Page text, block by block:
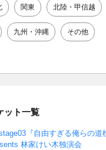
関東 北陸・甲信越
九州・沖縄 その他
ット一覧
『自由すぎる俺らの道
林家けい木独演会